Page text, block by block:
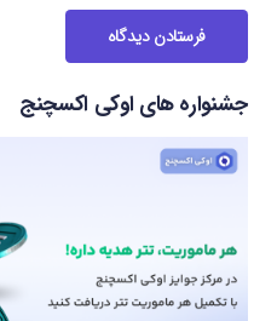
فرستادن دیدگاه
جشنواره های اوکی اکسچنج